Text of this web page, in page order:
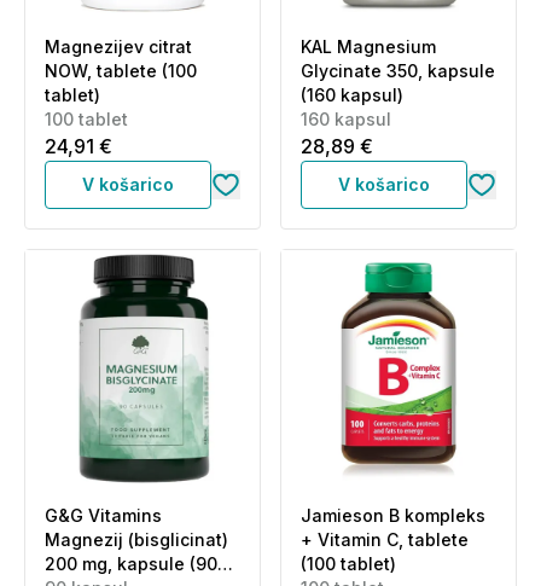
Magnezijev citrat
NOW, tablete (100
tablet)
100 tablet
24,91 €
V košarico
KAL Magnesium
Glycinate 350, kapsule
(160 kapsul)
160 kapsul
28,89 €
V košarico
G&G Vitamins
Magnezij (bisglicinat)
200 mg, kapsule (90
Jamieson B kompleks
+ Vitamin C, tablete
(100 tablet)